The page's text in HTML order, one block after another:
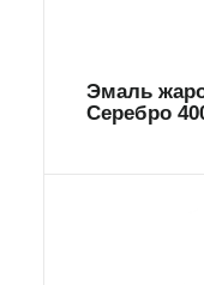
Эмаль
Серебро